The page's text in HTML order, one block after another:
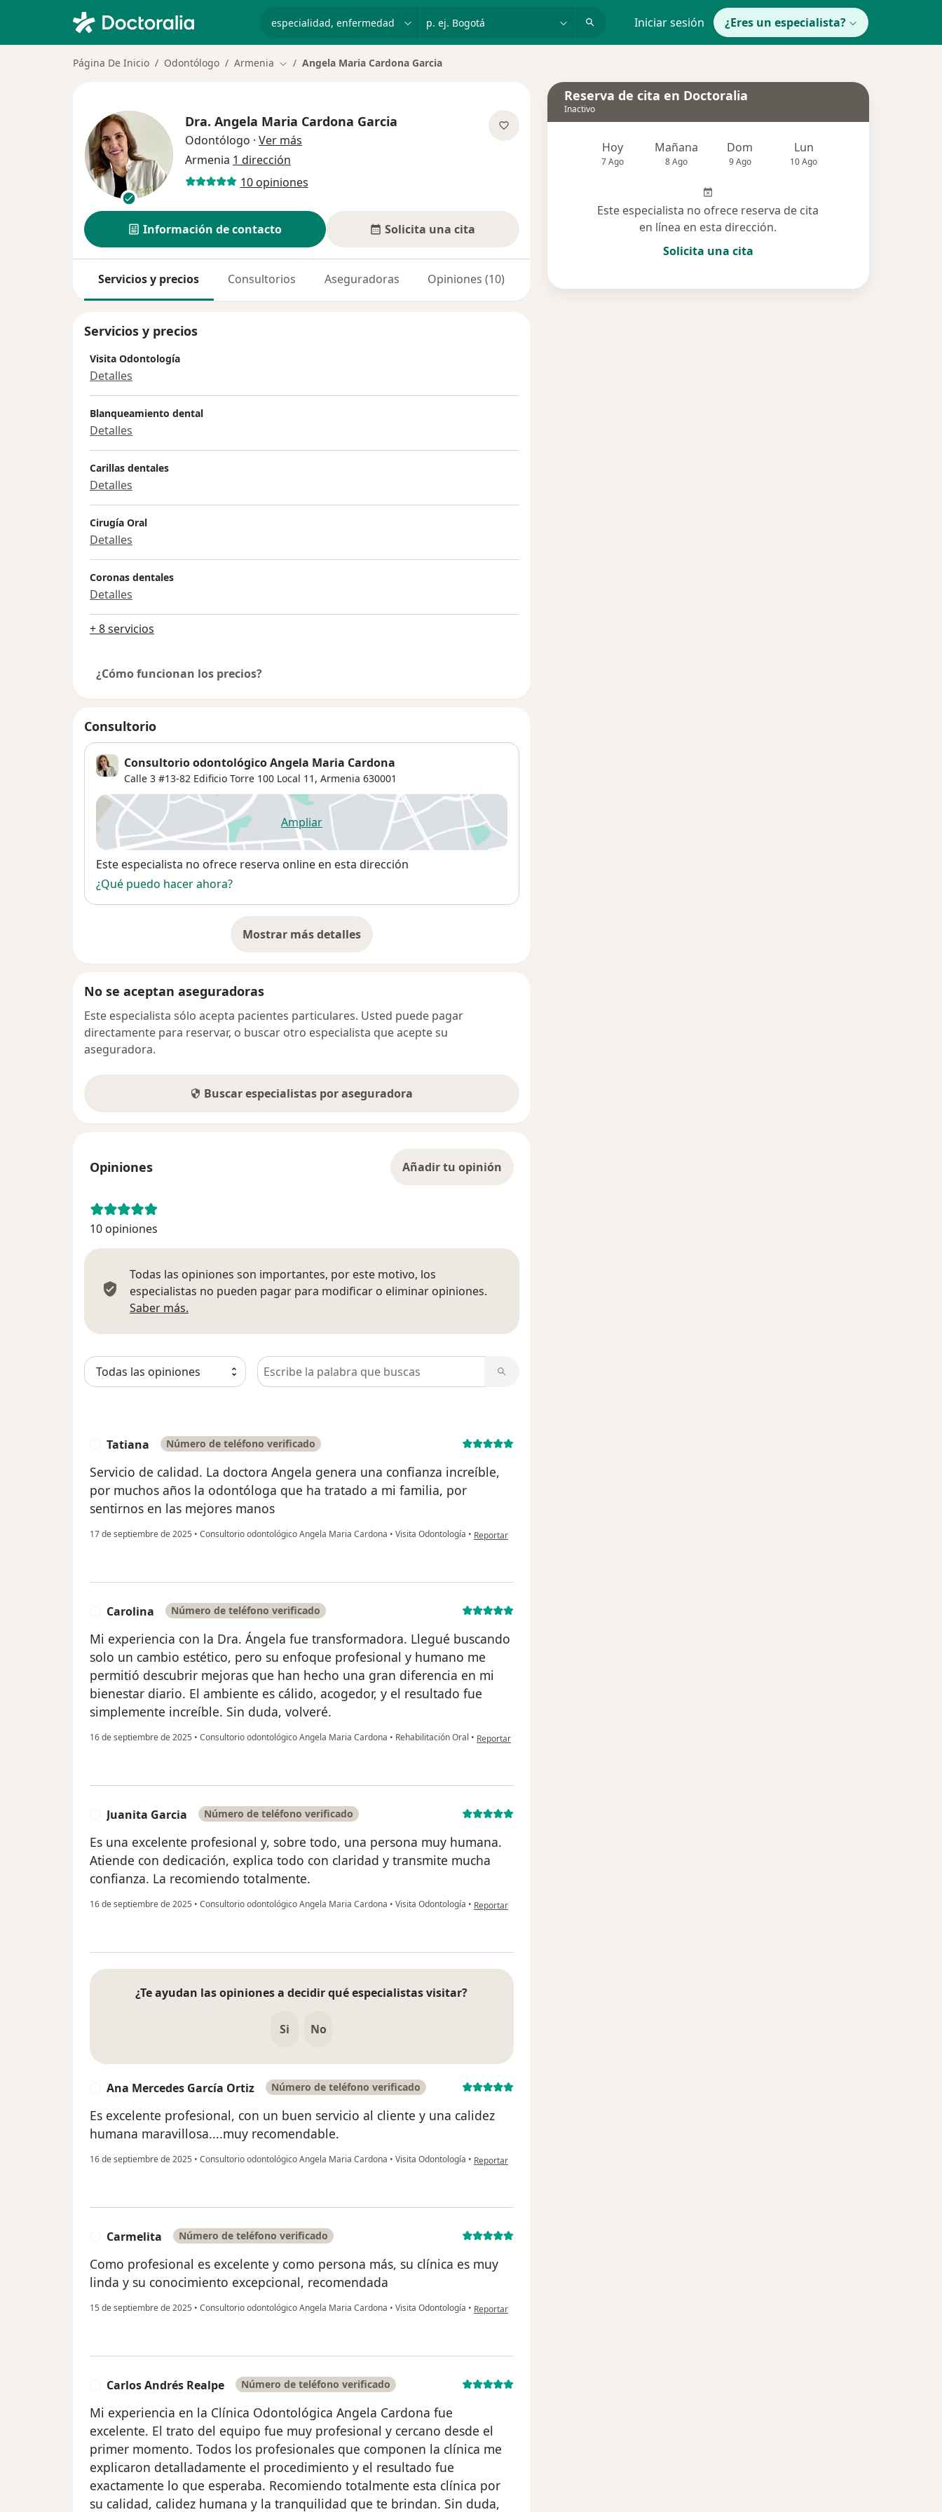
p. ej. Bogotá Iniciar sesión ¿Eres un especialista?
Página De Inicio Odontólogo Armenia Cambiar de ciudad
Angela Maria Cardona Garcia
Dra. Angela Maria Cardona Garcia
Odontólogo · Ver más
Armenia 1 dirección
10 opiniones
Información de contacto Solicita una cita
Servicios y precios Consultorios Aseguradoras Opiniones (10)
Servicios y precios
Visita Odontología
Detalles
Blanqueamiento dental
Detalles
Carillas dentales
Detalles
Cirugía Oral
Detalles
Coronas dentales
Detalles
+ 8 servicios
¿Cómo funcionan los precios?
Consultorio
Consultorio odontológico Angela Maria Cardona
Calle 3 #13-82 Edificio Torre 100 Local 11, Armenia 630001
Ampliarse abre en una nueva pestaña
Disponibilidad
Este especialista no ofrece reserva online en esta dirección
¿Qué puedo hacer ahora?
Mostrar más detalles
sobre la dirección
No se aceptan aseguradoras
Este especialista sólo acepta pacientes particulares. Usted puede pagar
directamente para reservar, o buscar otro especialista que acepte su
aseguradora.
Buscar especialistas por aseguradora
Opiniones Añadir tu opinión
10 opiniones
Todas las opiniones son importantes, por este motivo, los
especialistas no pueden pagar para modificar o eliminar opiniones.
Saber más.
Busca en opiniones
Tatiana Número de teléfono verificado
Servicio de calidad. La doctora Angela genera una confianza increíble,
por muchos años la odontóloga que ha tratado a mi familia, por
sentirnos en las mejores manos
17 de septiembre de 2025 • Consultorio odontológico Angela Maria Cardona • Visita Odontología • en opinión del usuario Tatiana
Reportar
Carolina Número de teléfono verificado
Mi experiencia con la Dra. Ángela fue transformadora. Llegué buscando
solo un cambio estético, pero su enfoque profesional y humano me
permitió descubrir mejoras que han hecho una gran diferencia en mi
bienestar diario. El ambiente es cálido, acogedor, y el resultado fue
simplemente increíble. Sin duda, volveré.
16 de septiembre de 2025 • Consultorio odontológico Angela Maria Cardona • Rehabilitación Oral • en opinión del usuario Carolina
Reportar
Juanita Garcia Número de teléfono verificado
Es una excelente profesional y, sobre todo, una persona muy humana.
Atiende con dedicación, explica todo con claridad y transmite mucha
confianza. La recomiendo totalmente.
16 de septiembre de 2025 • Consultorio odontológico Angela Maria Cardona • Visita Odontología • en opinión del usuario Juanita Garcia
Reportar
¿Te ayudan las opiniones a decidir qué especialistas visitar?
Si No
Ana Mercedes García Ortiz Número de teléfono verificado
Es excelente profesional, con un buen servicio al cliente y una calidez
humana maravillosa....muy recomendable.
16 de septiembre de 2025 • Consultorio odontológico Angela Maria Cardona • Visita Odontología • en opinión del usuario Ana Mercedes García Ortiz
Reportar
Carmelita Número de teléfono verificado
Como profesional es excelente y como persona más, su clínica es muy
linda y su conocimiento excepcional, recomendada
15 de septiembre de 2025 • Consultorio odontológico Angela Maria Cardona • Visita Odontología • en opinión del usuario Carmelita
Reportar
Carlos Andrés Realpe Número de teléfono verificado
Mi experiencia en la Clínica Odontológica Angela Cardona fue
excelente. El trato del equipo fue muy profesional y cercano desde el
primer momento. Todos los profesionales que componen la clínica me
explicaron detalladamente el procedimiento y el resultado fue
exactamente lo que esperaba. Recomiendo totalmente esta clínica por
su calidad, calidez humana y la tranquilidad que te brindan. Sin duda,
Reserva de cita en Doctoralia
Inactivo
Hoy
7 Ago
Mañana
8 Ago
Dom
9 Ago
Lun
10 Ago
Este especialista no ofrece reserva de cita
en línea en esta dirección.
Solicita una cita